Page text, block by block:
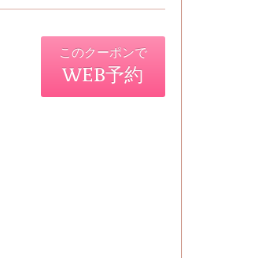
このクーポンで
WEB予約